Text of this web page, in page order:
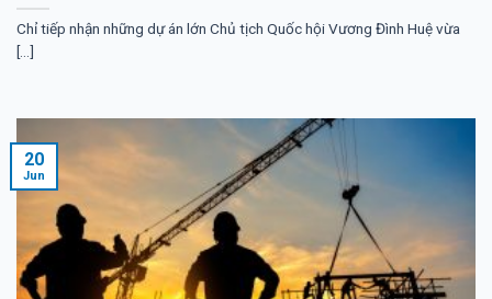
Chỉ tiếp nhận những dự án lớn Chủ tịch Quốc hội Vương Đình Huệ vừa
[...]
20
Jun